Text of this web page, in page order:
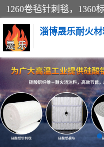
淄博晟乐耐火
硅酸铝挡渣棉
硅酸铝挡火板
含锆毯